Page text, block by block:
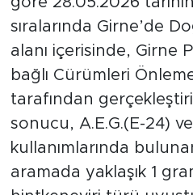
sıralarında Girne’de
alanı içerisinde, Girne
bağlı Cürümleri
tarafından
sonucu, A.E.G.(E-24)
kullanımlarında
aramada yaklaşık 1